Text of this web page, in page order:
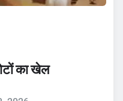
का खेल